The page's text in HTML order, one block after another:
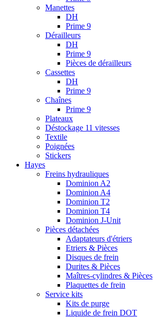
Manettes
DH
Prime 9
Dérailleurs
DH
Prime 9
Pièces de dérailleurs
Cassettes
DH
Prime 9
Chaînes
Prime 9
Plateaux
Déstockage 11 vitesses
Textile
Poignées
Stickers
Hayes
Freins hydrauliques
Dominion A2
Dominion A4
Dominion T2
Dominion T4
Dominion J-Unit
Pièces détachées
Adaptateurs d'étriers
Etriers & Pièces
Disques de frein
Durites & Pièces
Maîtres-cylindres & Pièces
Plaquettes de frein
Service kits
Kits de purge
Liquide de frein DOT